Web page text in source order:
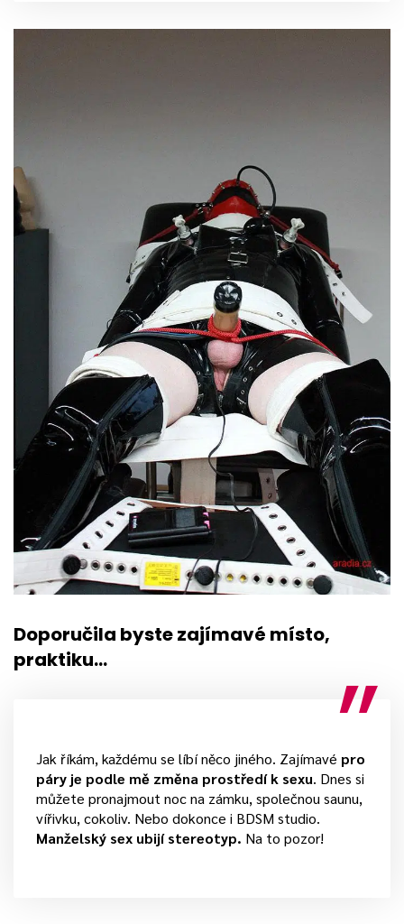
Doporučila byste zajímavé místo,
praktiku…
Jak říkám, každému se líbí něco jiného. Zajímavé pro
páry je podle mě změna prostředí k sexu. Dnes si
můžete pronajmout noc na zámku, společnou saunu,
vířivku, cokoliv. Nebo dokonce i BDSM studio.
Manželský sex ubijí stereotyp. Na to pozor!